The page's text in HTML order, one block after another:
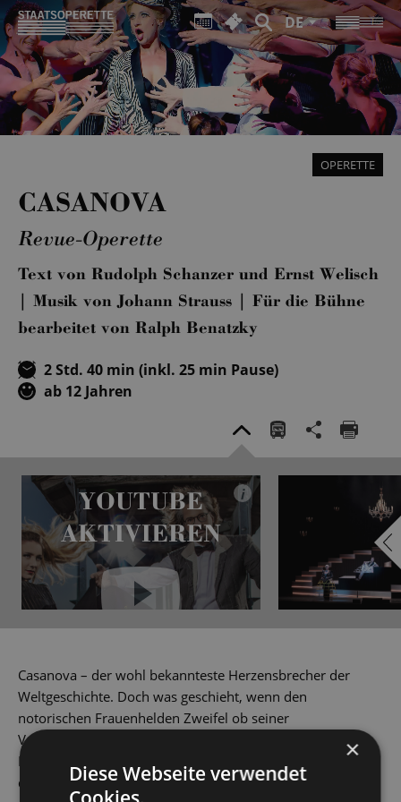
DE
OPERETTE
CASANOVA
Revue-Operette
Text von Rudolph Schanzer und Ernst Welisch
| Musik von Johann Strauss | Für die Bühne
bearbeitet von Ralph Benatzky
2 Std. 40 min (inkl. 25 min Pause)
ab 12 Jahren
YOUTUBE
AKTIVIEREN
i
Casanova – der wohl bekannteste Herzensbrecher der
Weltgeschichte. Doch was geschieht, wenn den
notorischen Frauenhelden Zweifel ob seiner
Verführungskunst ergreifen? In einer humorvollen
Nacherzählung der berühmten Biografie Casanovas wird
dieser auf seiner Reise quer durch Europa an die Grenzen
×
Diese Webseite verwendet